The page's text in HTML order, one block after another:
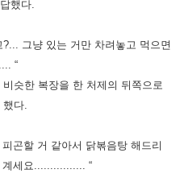
했다.
그냥 있는 거만 차려놓고 먹으면
“
슷한 복장을 한 처제의 뒤쪽으로
다.
곤할 거 같아서 닭볶음탕 해드리
세요................ “